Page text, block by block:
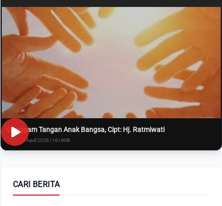
Genggam Tangan Anak Bangsa, Cipt: Hj. Ratmiwati
Rabu, 8 April 2026 | 16:i WIB
CARI BERITA